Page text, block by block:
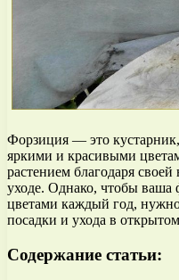
Форзиция — это
яркими и красивыми
растением благодаря
уходе. Однако, чтобы ваша
цветами каждый год,
посадки и ухода в
Содержание статьи: